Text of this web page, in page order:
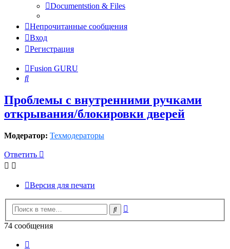
Documentstion & Files
Непрочитанные сообщения
Вход
Регистрация
Fusion GURU
Поиск
Проблемы с внутренними ручками
открывания/блокировки дверей
Модератор: Техмодераторы
Ответить
Версия для печати
Поиск
74 сообщения